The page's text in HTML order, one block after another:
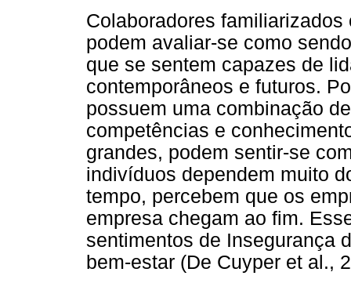
Colaboradores
podem avaliar-se como
que se sentem capazes de
contemporâneos e futuros.
possuem uma combinação
competências e
grandes, podem sentir-se
indivíduos dependem muito
tempo, percebem que os
empresa chegam ao fim.
sentimentos de Insegurança
bem-estar (De Cuyper et al.,